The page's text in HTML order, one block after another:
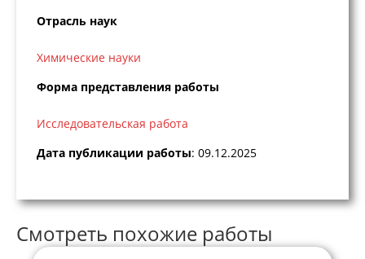
Отрасль наук
Химические науки
Форма представления работы
Исследовательская работа
Дата публикации работы: 09.12.2025
Смотреть похожие работы